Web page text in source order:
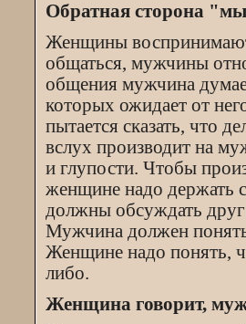
Обратная сторона
Женщины
общаться, мужчины
общения мужчина
которых ожидает от
пытается сказать, что
вслух производит на
и глупости. Чтобы
женщине надо держать
должны обсуждать
Мужчина должен
Женщине надо понять,
либо.
Женщина говорит,